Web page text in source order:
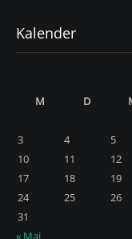
Kalender
M
D
3
4 5
10
11 12
17
18 19
24
25 26
31
« Mai